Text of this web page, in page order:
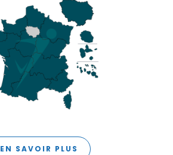
EN SAVOIR PLUS